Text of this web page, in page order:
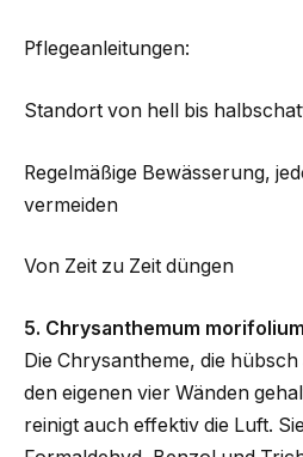
Pflegeanleitungen:
Standort von hell bis
Regelmäßige Bewässerung,
vermeiden
Von Zeit zu Zeit düngen
5. Chrysanthemum
Die Chrysantheme, die
den eigenen vier Wänden
reinigt auch effektiv die Luft.